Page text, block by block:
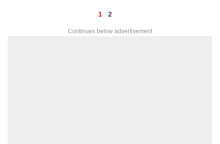
1 2
Continues below advertisement